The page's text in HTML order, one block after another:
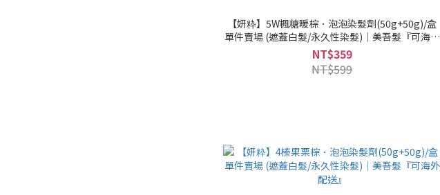
【妍粋】5W楓糖暖棕．泡泡染髮劑(50g+50g)/盒
單件賣場 (遮蓋白髮/永久性染髮)｜美吾髮『可海外
配送』
NT$359
NT$599